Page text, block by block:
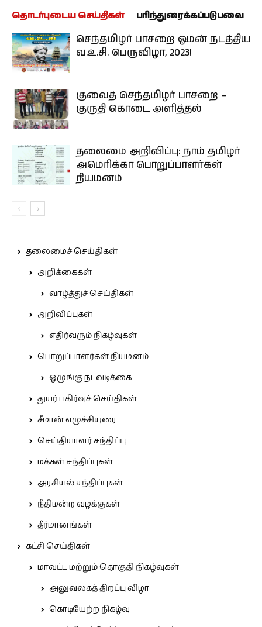
தொடர்புடைய செய்திகள் பரிந்துரைக்கப்படுபவை
செந்தமிழர் பாசறை ஓமன் நடத்திய
வ.உ.சி. பெருவிழா, 2023!
குவைத் செந்தமிழர் பாசறை –
குருதி கொடை அளித்தல்
தலைமை அறிவிப்பு: நாம் தமிழர்
அமெரிக்கா பொறுப்பாளர்கள்
நியமனம்
தலைமைச் செய்திகள்
அறிக்கைகள்
வாழ்த்துச் செய்திகள்
அறிவிப்புகள்
எதிர்வரும் நிகழ்வுகள்
பொறுப்பாளர்கள் நியமனம்
ஒழுங்கு நடவடிக்கை
துயர் பகிர்வுச் செய்திகள்
சீமான் எழுச்சியுரை
செய்தியாளர் சந்திப்பு
மக்கள் சந்திப்புகள்
அரசியல் சந்திப்புகள்
நீதிமன்ற வழக்குகள்
தீர்மானங்கள்
கட்சி செய்திகள்
மாவட்ட மற்றும் தொகுதி நிகழ்வுகள்
அலுவலகத் திறப்பு விழா
கொடியேற்ற நிகழ்வு